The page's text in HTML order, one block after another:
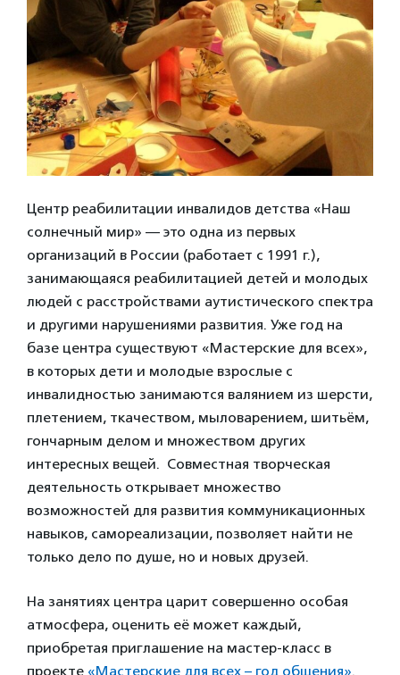
Центр реабилитации инвалидов детства «Наш
солнечный мир» — это одна из первых
организаций в России (работает с 1991 г.),
занимающаяся реабилитацией детей и молодых
людей с расстройствами аутистического спектра
и другими нарушениями развития. Уже год на
базе центра существуют «Мастерские для всех»,
в которых дети и молодые взрослые с
инвалидностью занимаются валянием из шерсти,
плетением, ткачеством, мыловарением, шитьём,
гончарным делом и множеством других
интересных вещей. Совместная творческая
деятельность открывает множество
возможностей для развития коммуникационных
навыков, самореализации, позволяет найти не
только дело по душе, но и новых друзей.
На занятиях центра царит совершенно особая
атмосфера, оценить её может каждый,
приобретая приглашение на мастер-класс в
проекте «Мастерские для всех – год общения».